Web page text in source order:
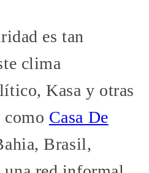
es tan
clima
Kasa y otras
como Casa De
Brasil,